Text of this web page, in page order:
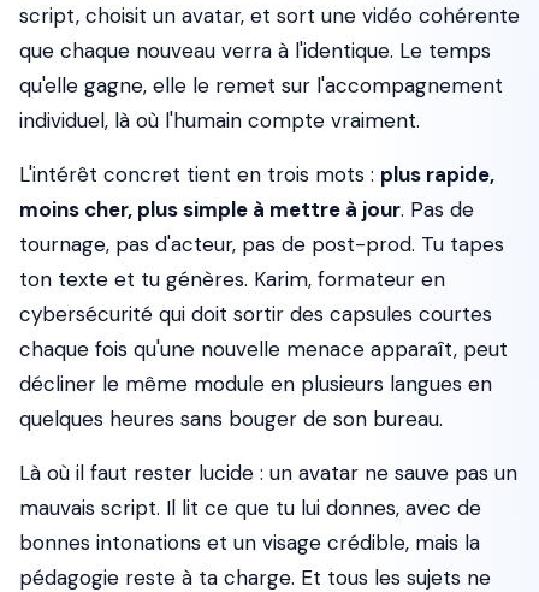
script, choisit un avatar, et sort une vidéo cohérente
que chaque nouveau verra à l'identique. Le temps
qu'elle gagne, elle le remet sur l'accompagnement
individuel, là où l'humain compte vraiment.
L'intérêt concret tient en trois mots : plus rapide,
moins cher, plus simple à mettre à jour. Pas de
tournage, pas d'acteur, pas de post-prod. Tu tapes
ton texte et tu génères. Karim, formateur en
cybersécurité qui doit sortir des capsules courtes
chaque fois qu'une nouvelle menace apparaît, peut
décliner le même module en plusieurs langues en
quelques heures sans bouger de son bureau.
Là où il faut rester lucide : un avatar ne sauve pas un
mauvais script. Il lit ce que tu lui donnes, avec de
bonnes intonations et un visage crédible, mais la
pédagogie reste à ta charge. Et tous les sujets ne